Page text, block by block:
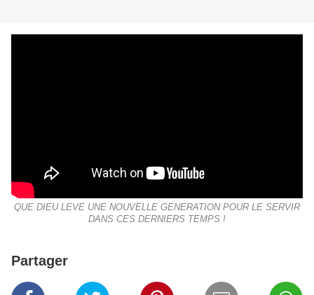
QUE DIEU LEVE UNE NOUVELLE GENERATION POUR LE SERVIR
DANS CES DERNIERS TEMPS !
Partager